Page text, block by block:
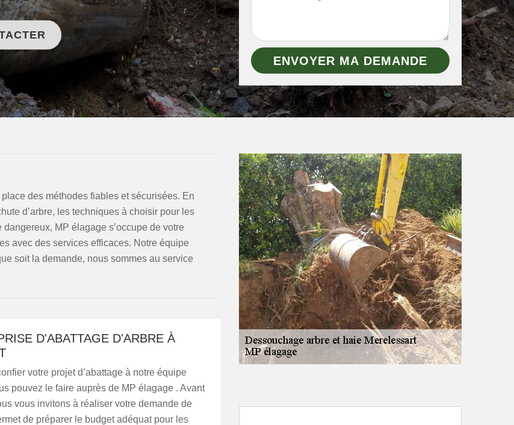
des méthodes fiables et sécurisées. En
d’arbre, les techniques à choisir pour les
MP élagage s’occupe de votre
avec des services efficaces. Notre équipe
soit la demande, nous sommes au service
D'ABATTAGE D'ARBRE À
votre projet d’abattage à notre équipe
pouvez le faire auprès de MP élagage . Avant
vous invitons à réaliser votre demande de
de préparer le budget adéquat pour les